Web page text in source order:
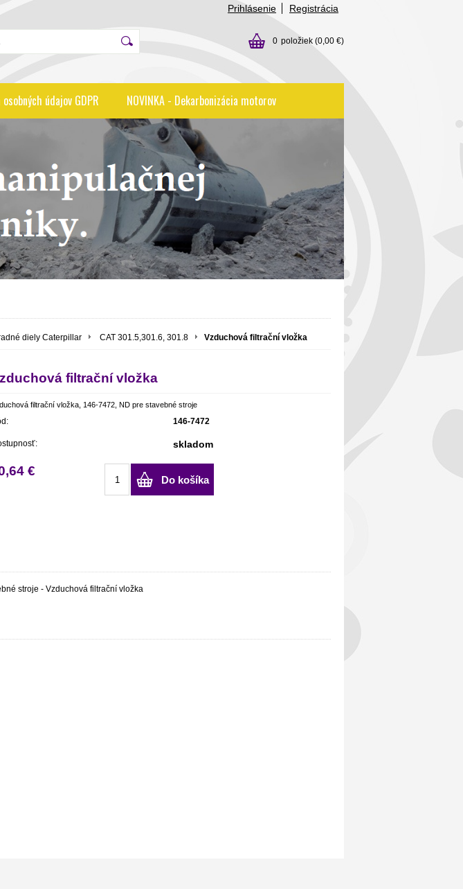
Prihlásenie Registrácia
0 položiek (0,00 €)
údajov GDPR NOVINKA - Dekarbonizácia motorov
diely Caterpillar CAT 301.5,301.6, 301.8 Vzduchová filtrační vložka
filtrační vložka
filtrační vložka, 146-7472, ND pre stavebné stroje
146-7472
skladom
€
Do košíka
stroje - Vzduchová filtrační vložka